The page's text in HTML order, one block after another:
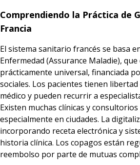
Comprendiendo la Práctica de
Francia
El sistema sanitario francés se basa
Enfermedad (Assurance Maladie),
prácticamente universal, financiada
sociales. Los pacientes tienen libertad
médico y pueden recurrir a
Existen muchas clínicas y
especialmente en ciudades. La
incorporando receta electrónica y
historia clínica. Los copagos están
reembolso por parte de mutuas